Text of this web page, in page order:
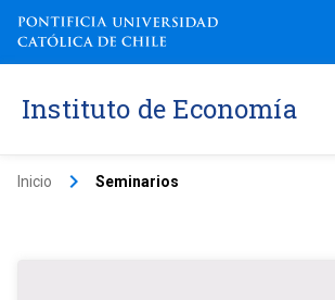
Instituto de Economía
Inicio keyboard_arrow_right Seminarios